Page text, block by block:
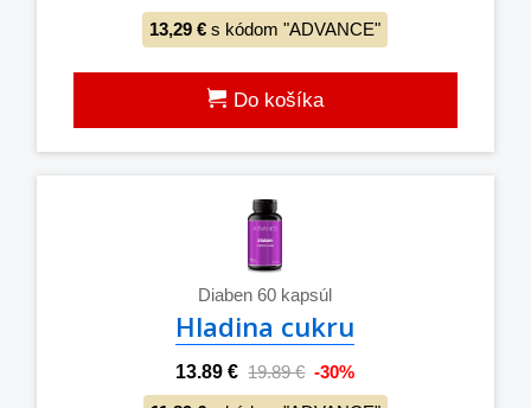
13,29 € s kódom "ADVANCE"
Do košíka
Diaben 60 kapsúl
Hladina cukru
13.89 € 19.89 € -30%